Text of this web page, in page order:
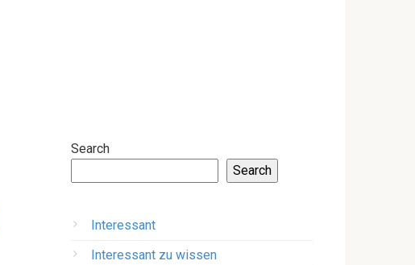
Search
Search
Interessant
Interessant zu wissen